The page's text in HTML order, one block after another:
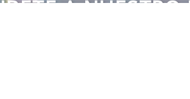
A NUESTRO